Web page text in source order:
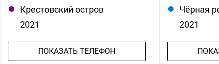
Крестовский остров
2021
ПОКАЗАТЬ ТЕЛЕФОН
Чёрная
2021